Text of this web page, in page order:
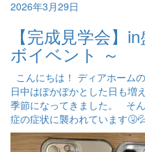
2026年3月29日
【完成見学会】
ボイベント ～
こんにちは！ ディアホーム
日中はぽかぽかとした日も増
季節になってきました。 そ
症の症状に襲われています